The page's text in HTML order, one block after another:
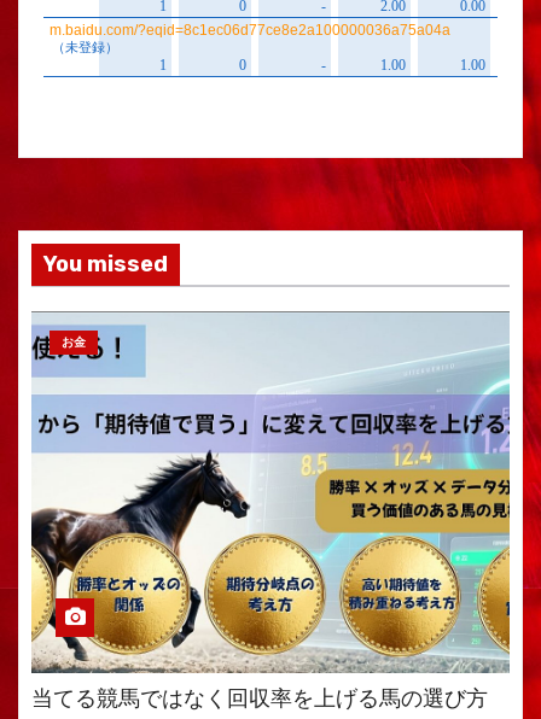
You missed
お金
当てる競馬ではなく回収率を上げる馬の選び方